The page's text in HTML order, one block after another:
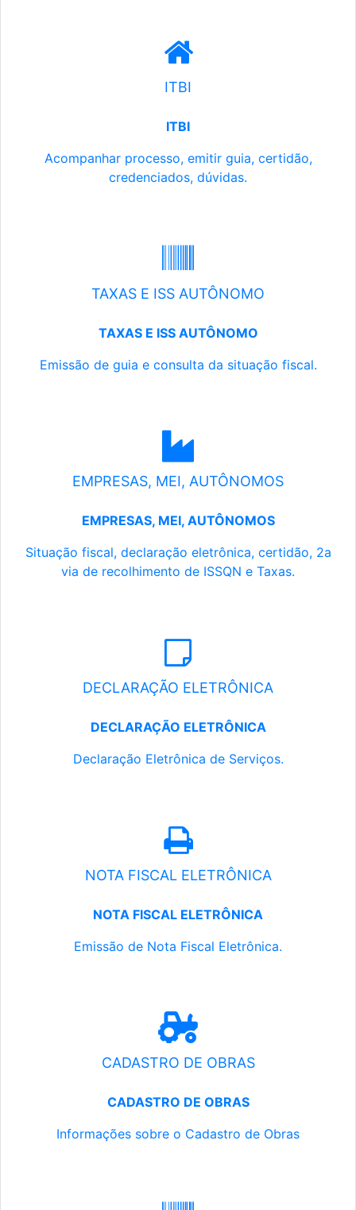
ITBI
ITBI
Acompanhar processo, emitir guia, certidão,
credenciados, dúvidas.
TAXAS E ISS AUTÔNOMO
TAXAS E ISS AUTÔNOMO
Emissão de guia e consulta da situação fiscal.
EMPRESAS, MEI, AUTÔNOMOS
EMPRESAS, MEI, AUTÔNOMOS
Situação fiscal, declaração eletrônica, certidão, 2a
via de recolhimento de ISSQN e Taxas.
DECLARAÇÃO ELETRÔNICA
DECLARAÇÃO ELETRÔNICA
Declaração Eletrônica de Serviços.
NOTA FISCAL ELETRÔNICA
NOTA FISCAL ELETRÔNICA
Emissão de Nota Fiscal Eletrônica.
CADASTRO DE OBRAS
CADASTRO DE OBRAS
Informações sobre o Cadastro de Obras